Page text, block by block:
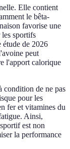
Elle contient
le bêta-
favorise une
sportifs
étude de 2026
peut
l'apport calorique
condition de ne pas
pour les
fer et vitamines du
Ainsi,
est non
la performance